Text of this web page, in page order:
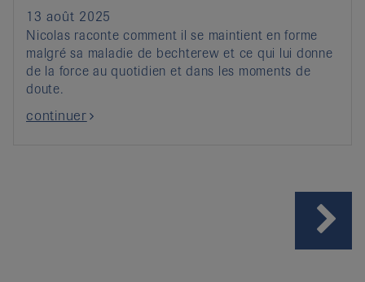
13 août 2025
Nicolas raconte comment il se maintient en forme
malgré sa maladie de bechterew et ce qui lui donne
de la force au quotidien et dans les moments de
doute.
continuer